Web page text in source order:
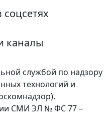
каналы
службой по надзору
технологий и
СМИ ЭЛ № ФС 77 –